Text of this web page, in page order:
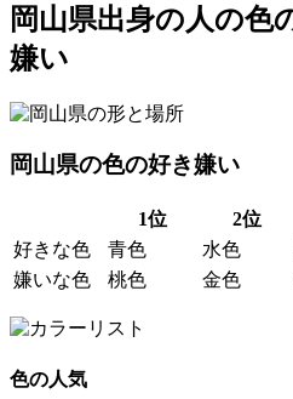
岡山県出身の人の色
嫌い
岡山県の色の好き嫌い
1位 2位
好きな色
青色 水色
嫌いな色
桃色 金色
色の人気